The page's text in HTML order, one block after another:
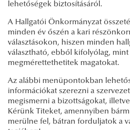
lehetőségek biztosításáról.
A Hallgatói Önkormányzat
minden év őszén a kari
választásokon, hiszen minden
választható, ebből kifolyólag,
megmérettethetitek magatokat.
Az alábbi menüpontokban
információkat szerezni a
megismerni a bizottságokat,
Kérünk Titeket, amennyiben
merülne fel, bátran forduljatok a